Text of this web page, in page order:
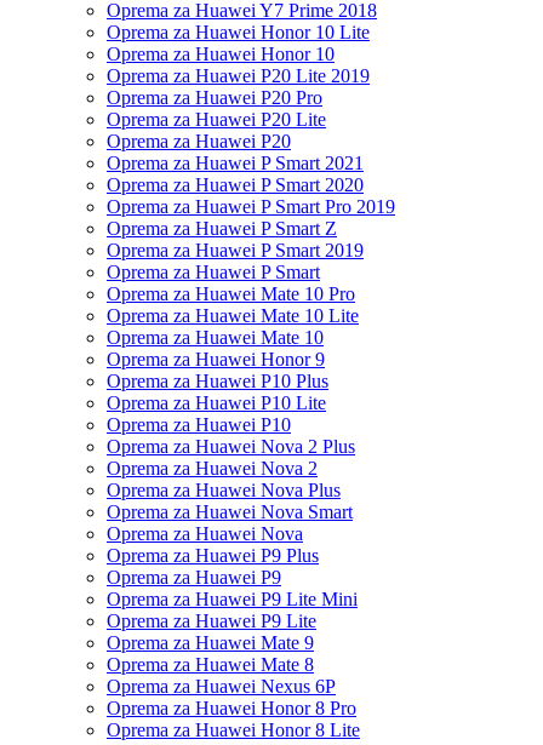
Oprema za Huawei Y7 Prime 2018
Oprema za Huawei Honor 10 Lite
Oprema za Huawei Honor 10
Oprema za Huawei P20 Lite 2019
Oprema za Huawei P20 Pro
Oprema za Huawei P20 Lite
Oprema za Huawei P20
Oprema za Huawei P Smart 2021
Oprema za Huawei P Smart 2020
Oprema za Huawei P Smart Pro 2019
Oprema za Huawei P Smart Z
Oprema za Huawei P Smart 2019
Oprema za Huawei P Smart
Oprema za Huawei Mate 10 Pro
Oprema za Huawei Mate 10 Lite
Oprema za Huawei Mate 10
Oprema za Huawei Honor 9
Oprema za Huawei P10 Plus
Oprema za Huawei P10 Lite
Oprema za Huawei P10
Oprema za Huawei Nova 2 Plus
Oprema za Huawei Nova 2
Oprema za Huawei Nova Plus
Oprema za Huawei Nova Smart
Oprema za Huawei Nova
Oprema za Huawei P9 Plus
Oprema za Huawei P9
Oprema za Huawei P9 Lite Mini
Oprema za Huawei P9 Lite
Oprema za Huawei Mate 9
Oprema za Huawei Mate 8
Oprema za Huawei Nexus 6P
Oprema za Huawei Honor 8 Pro
Oprema za Huawei Honor 8 Lite